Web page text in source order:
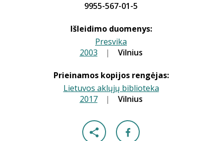
9955-567-01-5
Išleidimo duomenys:
Presvika
2003 | Vilnius
Prieinamos kopijos rengėjas:
Lietuvos aklųjų biblioteka
2017 | Vilnius